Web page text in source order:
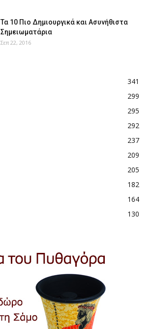
Τα 10 Πιο Δημιουργικά και Ασυνήθιστα
Σημειωματάρια
Σεπ 22, 2016
341
299
295
292
237
209
205
182
164
130